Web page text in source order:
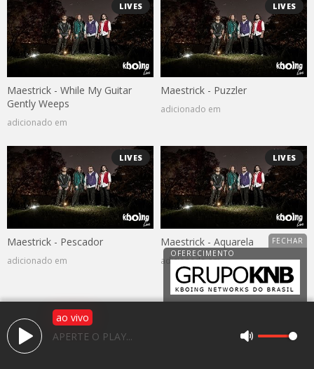
LIVES
Maestrick - While My Guitar
Gently Weeps
adicionado em
LIVES
Maestrick - Puzzler
adicionado em
LIVES
Maestrick - Pescador
adicionado em
LIVES
Maestrick - Aquarela
adicionado em
Av. 25 de janeiro, 1983, Jardim Caparroz
CEP: 15050-466 - São José do Rio Preto / SP
ao vivo
APERTE O PLAY...